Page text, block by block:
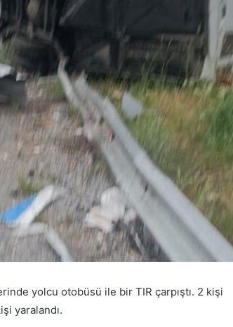
yolcu otobüsü ile bir TIR çarpıştı. 2 kişi
yaralandı.